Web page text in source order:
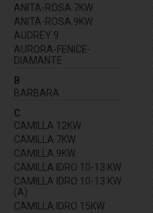
ANITA-ROSA 7KW
ANITA-ROSA 9KW
AUDREY 9
AURORA-FENICE-
DIAMANTE
B
BARBARA
C
CAMILLA 12KW
CAMILLA 7KW
CAMILLA 9KW
CAMILLA IDRO 10-13 KW
CAMILLA IDRO 10-13 KW
(A)
CAMILLA IDRO 15KW